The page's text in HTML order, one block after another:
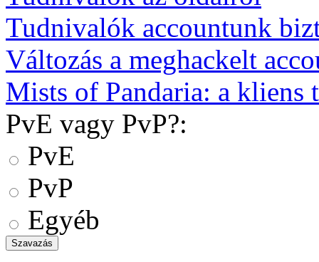
Tudnivalók accountunk
Változás a meghackelt
Mists of Pandaria: a kliens
PvE vagy PvP?:
PvE
PvP
Egyéb